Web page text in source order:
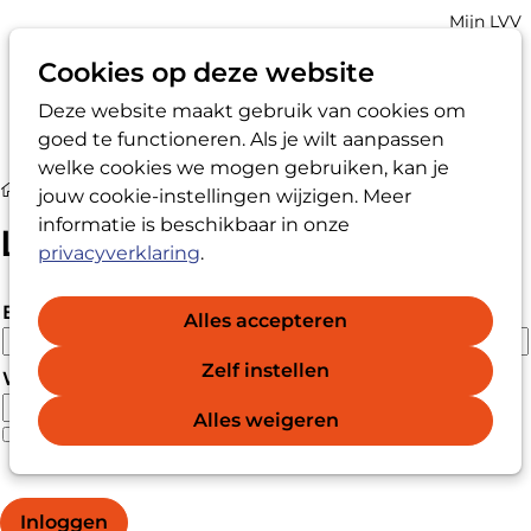
Cookies op deze website
Deze website maakt gebruik van cookies om
goed te functioneren. Als je wilt aanpassen
welke cookies we mogen gebruiken, kan je
jouw cookie-instellingen wijzigen. Meer
informatie is beschikbaar in onze
privacyverklaring.
Alles accepteren
Zelf instellen
Alles weigeren
Zoek
Account
Mijn LVV
Login
Login
E-mailadres
Wachtwoord
Wachtwoord weergeven
Wachtwoord vergeten?
Inloggen